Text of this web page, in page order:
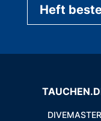
Heft
DIVEMASTER